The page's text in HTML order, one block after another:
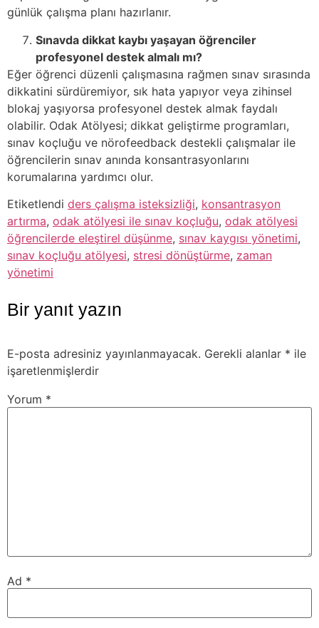
günlük çalışma planı hazırlanır.
Sınavda dikkat kaybı yaşayan öğrenciler
profesyonel destek almalı mı?
Eğer öğrenci düzenli çalışmasına rağmen sınav sırasında
dikkatini sürdüremiyor, sık hata yapıyor veya zihinsel
blokaj yaşıyorsa profesyonel destek almak faydalı
olabilir. Odak Atölyesi; dikkat geliştirme programları,
sınav koçluğu ve nörofeedback destekli çalışmalar ile
öğrencilerin sınav anında konsantrasyonlarını
korumalarına yardımcı olur.
Etiketlendi ders çalışma isteksizliği, konsantrasyon
artırma, odak atölyesi ile sınav koçluğu, odak atölyesi
öğrencilerde eleştirel düşünme, sınav kaygısı yönetimi,
sınav koçluğu atölyesi, stresi dönüştürme, zaman
yönetimi
Bir yanıt yazın
E-posta adresiniz yayınlanmayacak. Gerekli alanlar * ile
işaretlenmişlerdir
Yorum *
Ad *